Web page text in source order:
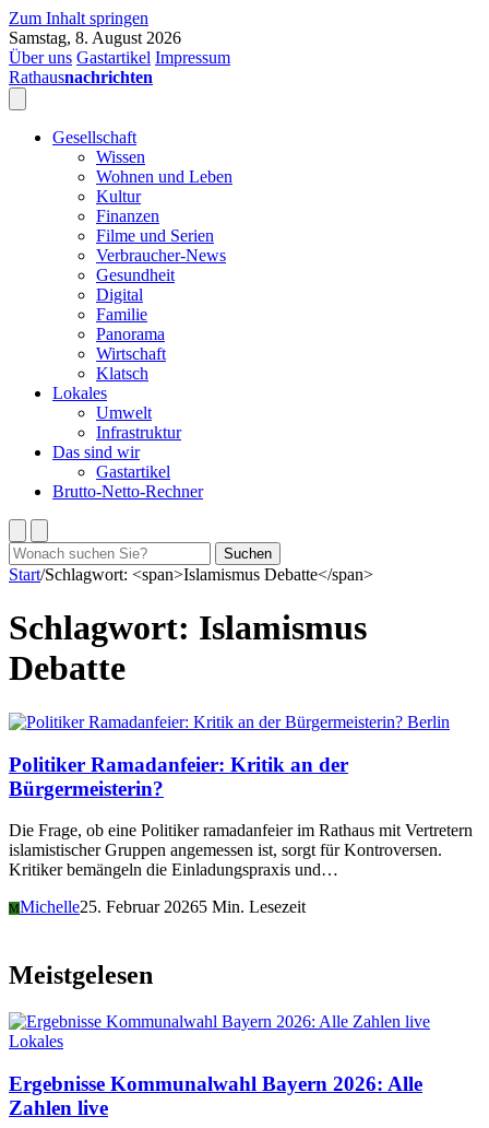
Zum Inhalt springen
Samstag, 8. August 2026
Über uns Gastartikel Impressum
Rathausnachrichten
Gesellschaft
Wissen
Wohnen und Leben
Kultur
Finanzen
Filme und Serien
Verbraucher-News
Gesundheit
Digital
Familie
Panorama
Wirtschaft
Klatsch
Lokales
Umwelt
Infrastruktur
Das sind wir
Gastartikel
Brutto-Netto-Rechner
Suchen
nach:
Suchen
Start/Schlagwort: <span>Islamismus Debatte</span>
Schlagwort: Islamismus
Debatte
Berlin
Politiker Ramadanfeier: Kritik an der
Bürgermeisterin?
Die Frage, ob eine Politiker ramadanfeier im Rathaus mit Vertretern
islamistischer Gruppen angemessen ist, sorgt für Kontroversen.
Kritiker bemängeln die Einladungspraxis und…
MMichelle25. Februar 20265 Min. Lesezeit
Meistgelesen
Lokales
Ergebnisse Kommunalwahl Bayern 2026: Alle
Zahlen live